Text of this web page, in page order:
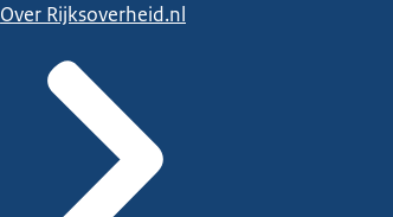
Over Rijksoverheid.nl